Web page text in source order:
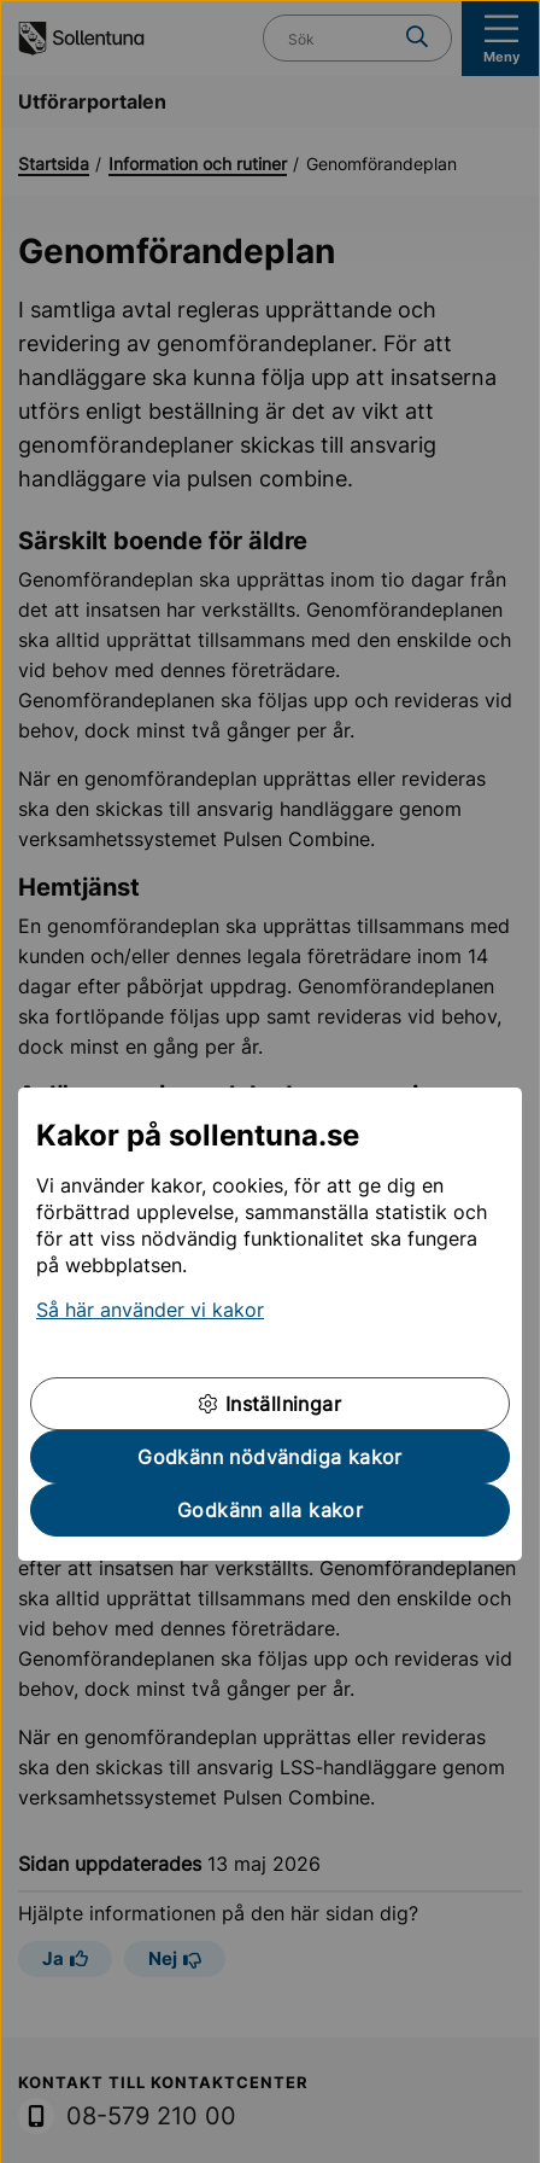
Kakor på sollentuna.se
Vi använder kakor, cookies, för att ge dig en
förbättrad upplevelse, sammanställa statistik och
för att viss nödvändig funktionalitet ska fungera
på webbplatsen.
Så här använder vi kakor
Inställningar
Godkänn nödvändiga kakor
Godkänn alla kakor
Vad söker du?
Meny
Utförarportalen
Startsida Information och rutiner Genomförandeplan
Genomförandeplan
I samtliga avtal regleras upprättande och
revidering av genomförandeplaner. För att
handläggare ska kunna följa upp att insatserna
utförs enligt beställning är det av vikt att
genomförandeplaner skickas till ansvarig
handläggare via pulsen combine.
Särskilt boende för äldre
Genomförandeplan ska upprättas inom tio dagar från
det att insatsen har verkställts. Genomförandeplanen
ska alltid upprättat tillsammans med den enskilde och
vid behov med dennes företrädare.
Genomförandeplanen ska följas upp och revideras vid
behov, dock minst två gånger per år.
När en genomförandeplan upprättas eller revideras
ska den skickas till ansvarig handläggare genom
verksamhetssystemet Pulsen Combine.
Hemtjänst
En genomförandeplan ska upprättas tillsammans med
kunden och/eller dennes legala företrädare inom 14
dagar efter påbörjat uppdrag. Genomförandeplanen
ska fortlöpande följas upp samt revideras vid behov,
dock minst en gång per år.
Avlösarservice och Ledsagarservice
Genomförandeplan ska upprättas senast en månad
ska alltid upprättat tillsammans med den enskilde och
vid behov med dennes företrädare.
Genomförandeplanen ska följas upp och revideras vid
behov, dock minst två gånger per år.
verksamhetssystemet Pulsen Combine.
Boendestöd, Daglig verksamhet,
Korttidstillsyn, Korttidsvistelse och bostad
med särskild service
Genomförandeplan ska upprättas senast 14 dagar
efter att insatsen har verkställts. Genomförandeplanen
ska alltid upprättat tillsammans med den enskilde och
vid behov med dennes företrädare.
Genomförandeplanen ska följas upp och revideras vid
behov, dock minst två gånger per år.
När en genomförandeplan upprättas eller revideras
ska den skickas till ansvarig LSS-handläggare genom
verksamhetssystemet Pulsen Combine.
Sidan uppdaterades 13 maj 2026
Hjälpte informationen på den här sidan dig?
Ja Nej
Sollentuna Kommun
KONTAKT TILL KONTAKTCENTER
08-579 210 00